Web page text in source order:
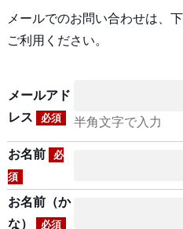
メールでのお問い合わせは、
ご利用ください。
メールアド
レス
必須 半角文字で入力
お名前
必
須
お名前（か
な）
必須